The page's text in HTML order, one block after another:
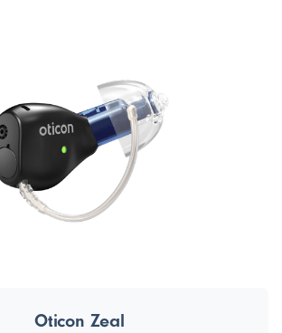
Oticon Zeal